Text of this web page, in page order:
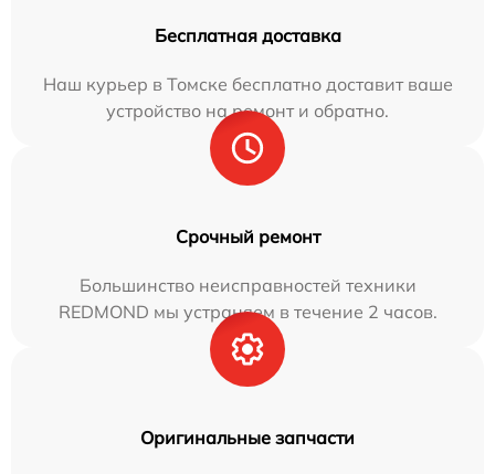
Бесплатная доставка
Наш курьер в Томске бесплатно доставит ваше
устройство на ремонт и обратно.
Срочный ремонт
Большинство неисправностей техники
REDMOND мы устраняем в течение 2 часов.
Оригинальные запчасти